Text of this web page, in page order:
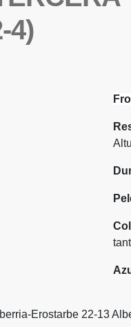
4)
Erostarbe 22-13